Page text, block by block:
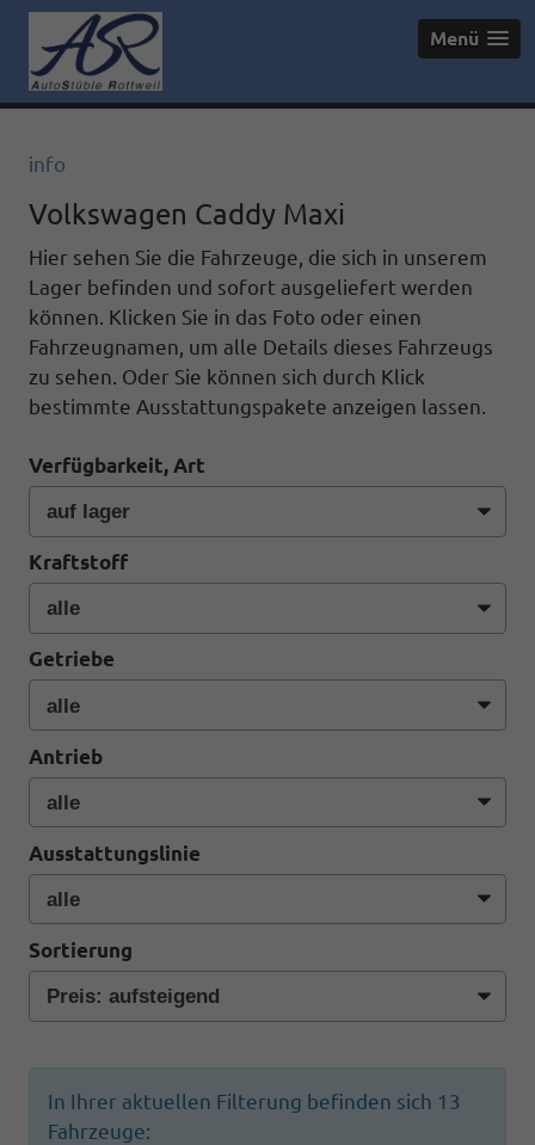
Menü
info
Volkswagen Caddy Maxi
Hier sehen Sie die Fahrzeuge, die sich in unserem
Lager befinden und sofort ausgeliefert werden
können. Klicken Sie in das Foto oder einen
Fahrzeugnamen, um alle Details dieses Fahrzeugs
zu sehen. Oder Sie können sich durch Klick
bestimmte Ausstattungspakete anzeigen lassen.
Verfügbarkeit, Art
Kraftstoff
Getriebe
Antrieb
Ausstattungslinie
Sortierung
In Ihrer aktuellen Filterung befinden sich 13
Fahrzeuge: